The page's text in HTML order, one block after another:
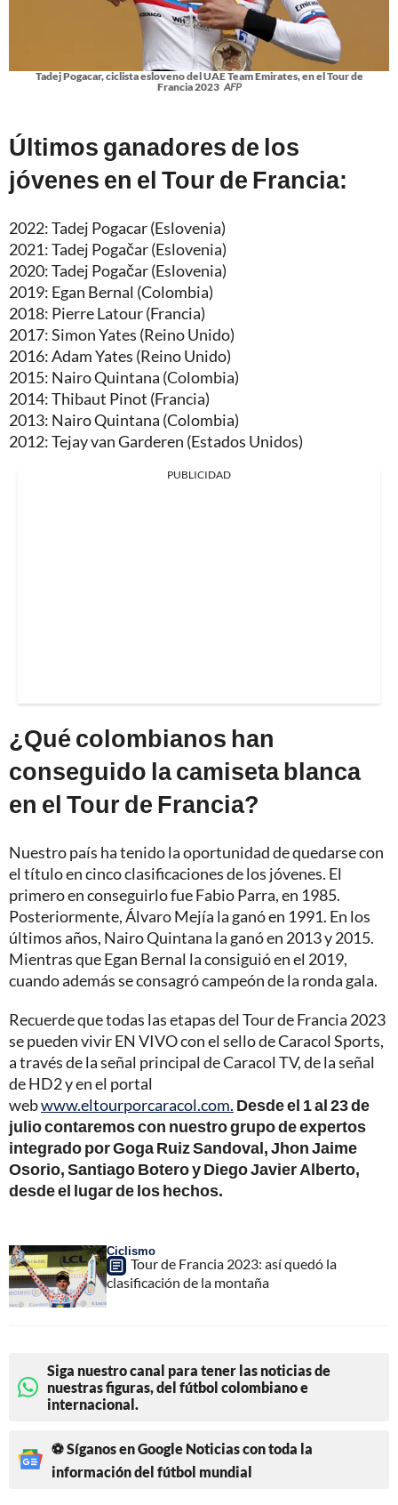
Tadej Pogacar, ciclista esloveno del UAE Team Emirates, en el Tour de
Francia 2023 AFP
Últimos ganadores de los
jóvenes en el Tour de Francia:
2022: Tadej Pogacar (Eslovenia)
2021: Tadej Pogačar (Eslovenia)
2020: Tadej Pogačar (Eslovenia)
2019: Egan Bernal (Colombia)
2018: Pierre Latour (Francia)
2017: Simon Yates (Reino Unido)
2016: Adam Yates (Reino Unido)
2015: Nairo Quintana (Colombia)
2014: Thibaut Pinot (Francia)
2013: Nairo Quintana (Colombia)
2012: Tejay van Garderen (Estados Unidos)
PUBLICIDAD
¿Qué colombianos han
conseguido la camiseta blanca
en el Tour de Francia?
Nuestro país ha tenido la oportunidad de quedarse con
el título en cinco clasificaciones de los jóvenes. El
primero en conseguirlo fue Fabio Parra, en 1985.
Posteriormente, Álvaro Mejía la ganó en 1991. En los
últimos años, Nairo Quintana la ganó en 2013 y 2015.
Mientras que Egan Bernal la consiguió en el 2019,
cuando además se consagró campeón de la ronda gala.
Recuerde que todas las etapas del Tour de Francia 2023
se pueden vivir EN VIVO con el sello de Caracol Sports,
a través de la señal principal de Caracol TV, de la señal
de HD2 y en el portal
webwww.eltourporcaracol.com. Desde el 1 al 23 de
julio contaremos con nuestro grupo de expertos
integrado por Goga Ruiz Sandoval, Jhon Jaime
Osorio, Santiago Botero y Diego Javier Alberto,
desde el lugar de los hechos.
Ciclismo
Tour de Francia 2023: así quedó la
clasificación de la montaña
Siga nuestro canal para tener las noticias de
nuestras figuras, del fútbol colombiano e
internacional.
⚽ Síganos en Google Noticias con toda la
información del fútbol mundial